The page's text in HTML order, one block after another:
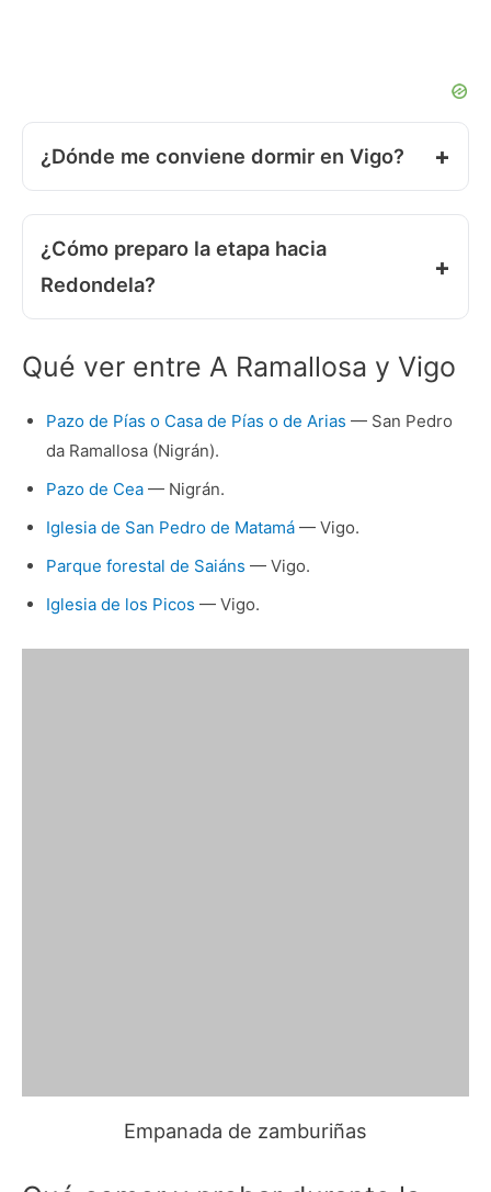
¿Dónde me conviene dormir en Vigo?
¿Cómo preparo la etapa hacia
Redondela?
Qué ver entre A Ramallosa y Vigo
Pazo de Pías o Casa de Pías o de Arias — San Pedro
da Ramallosa (Nigrán).
Pazo de Cea— Nigrán.
Iglesia de San Pedro de Matamá— Vigo.
Parque forestal de Saiáns — Vigo.
Iglesia de los Picos — Vigo.
Empanada de zamburiñas